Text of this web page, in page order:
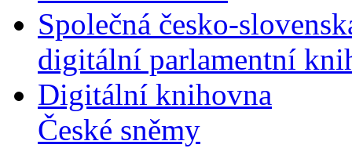
Společná česko-
digitální parlamentní
Digitální knihovna
České sněmy